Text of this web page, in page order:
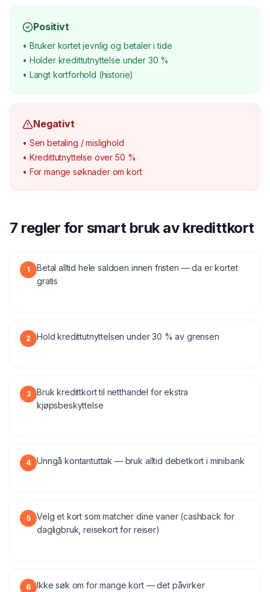
Positivt
• Bruker kortet jevnlig og betaler i tide
• Holder kredittutnyttelse under 30 %
• Langt kortforhold (historie)
Negativt
• Sen betaling / mislighold
• Kredittutnyttelse over 50 %
• For mange søknader om kort
7 regler for smart bruk av kredittkort
1
Betal alltid hele saldoen innen fristen — da er kortet
gratis
2 Hold kredittutnyttelsen under 30 % av grensen
3
Bruk kredittkort til netthandel for ekstra
kjøpsbeskyttelse
4 Unngå kontantuttak — bruk alltid debetkort i minibank
5
Velg et kort som matcher dine vaner (cashback for
dagligbruk, reisekort for reiser)
6
Ikke søk om for mange kort — det påvirker